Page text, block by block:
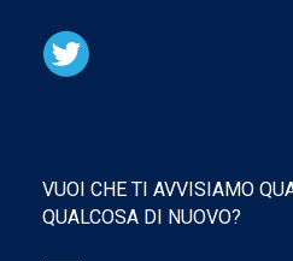
VUOI CHE TI AVVISIAMO
QUALCOSA DI NUOVO?